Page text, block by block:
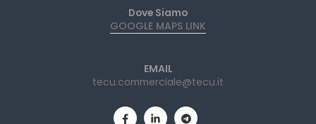
Dove Siamo
GOOGLE MAPS LINK
EMAIL
tecu.commerciale@tecu.it